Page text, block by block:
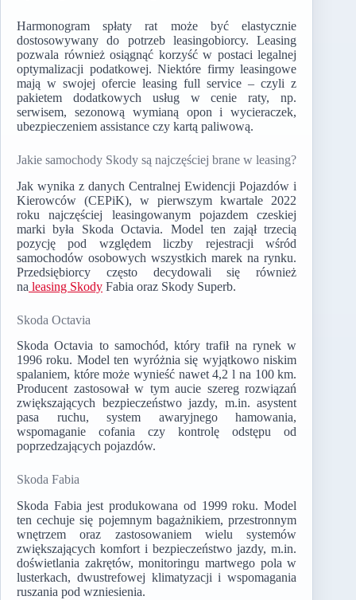
Harmonogram spłaty rat może być elastycznie
dostosowywany do potrzeb leasingobiorcy. Leasing
pozwala również osiągnąć korzyść w postaci legalnej
optymalizacji podatkowej. Niektóre firmy leasingowe
mają w swojej ofercie leasing full service – czyli z
pakietem dodatkowych usług w cenie raty, np.
serwisem, sezonową wymianą opon i wycieraczek,
ubezpieczeniem assistance czy kartą paliwową.
Jakie samochody Skody są najczęściej brane w leasing?
Jak wynika z danych Centralnej Ewidencji Pojazdów i
Kierowców (CEPiK), w pierwszym kwartale 2022
roku najczęściej leasingowanym pojazdem czeskiej
marki była Skoda Octavia. Model ten zajął trzecią
pozycję pod względem liczby rejestracji wśród
samochodów osobowych wszystkich marek na rynku.
Przedsiębiorcy często decydowali się również
na leasing Skody Fabia oraz Skody Superb.
Skoda Octavia
Skoda Octavia to samochód, który trafił na rynek w
1996 roku. Model ten wyróżnia się wyjątkowo niskim
spalaniem, które może wynieść nawet 4,2 l na 100 km.
Producent zastosował w tym aucie szereg rozwiązań
zwiększających bezpieczeństwo jazdy, m.in. asystent
pasa ruchu, system awaryjnego hamowania,
wspomaganie cofania czy kontrolę odstępu od
poprzedzających pojazdów.
Skoda Fabia
Skoda Fabia jest produkowana od 1999 roku. Model
ten cechuje się pojemnym bagażnikiem, przestronnym
wnętrzem oraz zastosowaniem wielu systemów
zwiększających komfort i bezpieczeństwo jazdy, m.in.
doświetlania zakrętów, monitoringu martwego pola w
lusterkach, dwustrefowej klimatyzacji i wspomagania
ruszania pod wzniesienia.